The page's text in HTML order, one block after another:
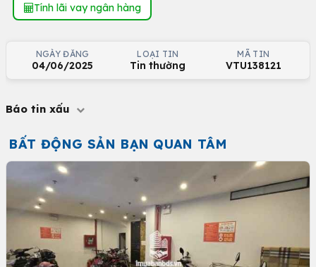
Tính lãi vay ngân hàng
NGÀY ĐĂNG
04/06/2025
LOẠI TIN
Tin thường
MÃ TIN
VTU138121
Báo tin xấu
BẤT ĐỘNG SẢN BẠN QUAN TÂM